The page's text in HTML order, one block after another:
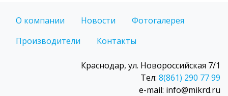
О компании Новости
Фотогалерея
Производители
Контакты
Краснодар, ул. Новороссийская 7/1
Тел: 8(861) 290 77 99
e-mail: info@mikrd.ru